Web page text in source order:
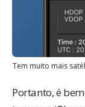
Tem muito mais
Portanto, é